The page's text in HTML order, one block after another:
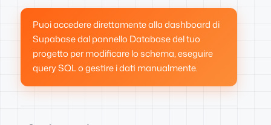
Puoi accedere direttamente alla dashboard di
Supabase dal pannello Database del tuo
progetto per modificare lo schema, eseguire
query SQL o gestire i dati manualmente.